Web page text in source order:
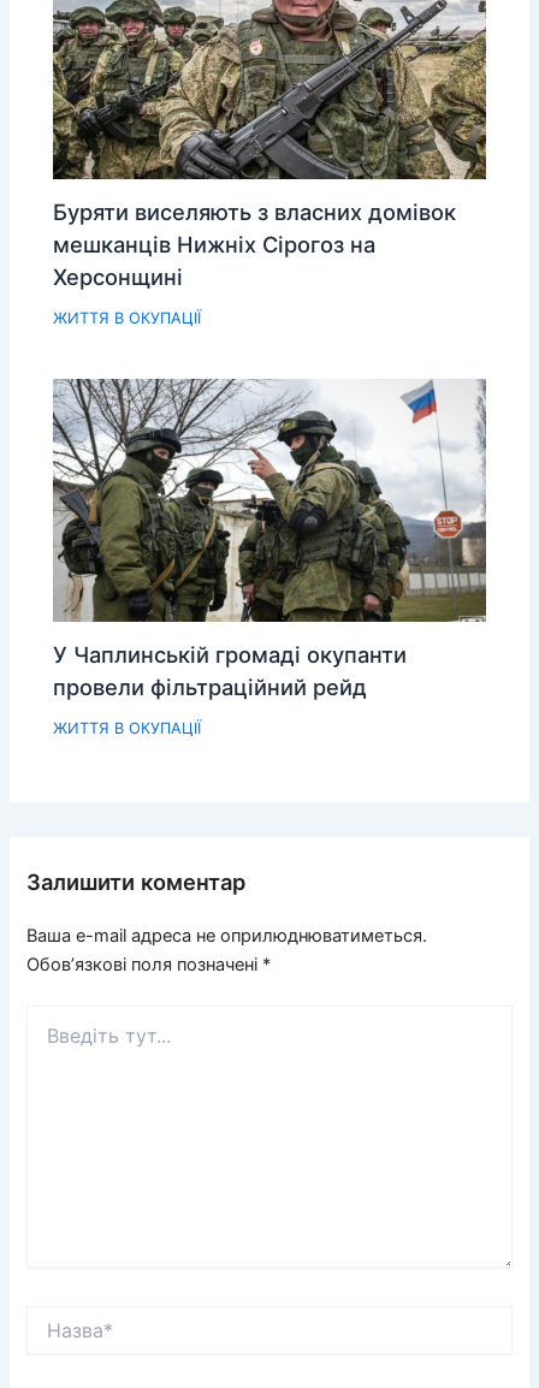
Буряти виселяють з власних домівок
мешканців Нижніх Сірогоз на
Херсонщині
ЖИТТЯ В ОКУПАЦІЇ
У Чаплинській громаді окупанти
провели фільтраційний рейд
ЖИТТЯ В ОКУПАЦІЇ
Залишити коментар
Ваша e-mail адреса не оприлюднюватиметься.
Обов’язкові поля позначені *
тут...